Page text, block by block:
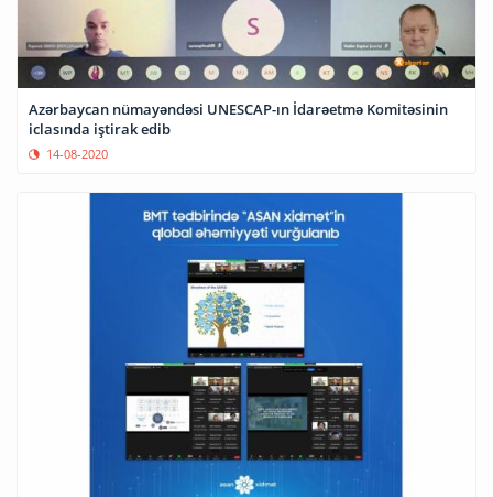
Azərbaycan nümayəndəsi UNESCAP-ın İdarəetmə Komitəsinin
iclasında iştirak edib
14-08-2020